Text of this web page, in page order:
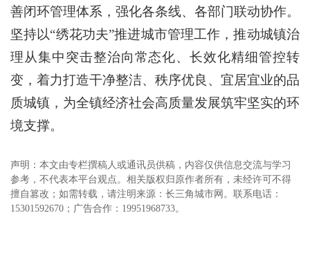
善闭环管理体系，强化各条线、各部门联动协作。
坚持以“绣花功夫”推进城市管理工作，推动城镇治
理从集中突击整治向常态化、长效化精细管控转
变，着力打造干净整洁、秩序优良、宜居宜业的品
质城镇，为全镇经济社会高质量发展筑牢坚实的环
境支撑。
声明：本文由专栏撰稿人或通讯员供稿，内容仅供信息交流与学习
参考，不代表本平台观点。相关版权归原作者所有，未经许可不得
擅自篡改；如需转载，请注明来源：长三角城市网。联系电话：
15301592670；广告合作：19951968733。